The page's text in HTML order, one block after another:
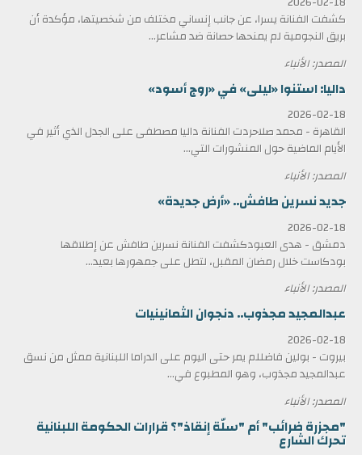
كشفت الفنانة يسرا، عن جانب إنساني مختلف من شخصيتها، مؤكدة أن
بريق النجومية لم يمنحها حصانة ضد مشاعر...
المصدر: الأنباء
داليا: استنوا «ليلى» في «روج أسود»
2026-02-18
القاهرة - محمد صلاحردت الفنانة داليا مصطفى على الجدل الذي أثير في
الأيام الماضية حول المنشورات التي...
المصدر: الأنباء
جديد نسرين طافش.. «أرض جديدة»
2026-02-18
دمشق - هدى العبودكشفت الفنانة نسرين طافش عن إطلاقها
بودكاست خلال رمضان المقبل، لتطل على جمهورها بعيد...
المصدر: الأنباء
عبدالمجيد مجذوب.. دنجوان الثمانينيات
2026-02-18
بيروت - بولين فاضللم يمر حتى اليوم على الدراما اللبنانية ممثل من نسق
عبدالمجيد مجذوب، وهو المطبوع في...
المصدر: الأنباء
"مجزرة ضرائب" أم "سلّة إنقاذ"؟ قرارات الحكومة اللبنانية
تحرك الشارع